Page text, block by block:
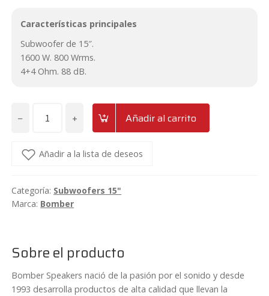
Características principales
Subwoofer de 15″.
1600 W. 800 Wrms.
4+4 Ohm. 88 dB.
−
Subwoofer
15"
4+4Ω
Bomber
SW15BPF-
800
cantidad
+ Añadir al carrito
Añadir a la lista de deseos
Categoría: Subwoofers 15"
Marca: Bomber
Sobre el producto
Bomber Speakers nació de la pasión por el sonido y desde
1993 desarrolla productos de alta calidad que llevan la